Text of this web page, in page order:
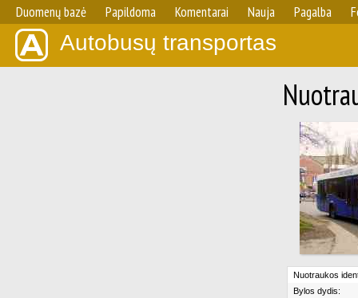
Duomenų bazė Papildoma Komentarai Nauja Pagalba
Autobusų transportas
Nuotraukos
Bylos dydis: